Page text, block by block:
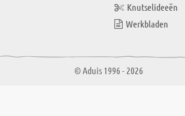
Knutselideeën
Werkbladen
© Aduis 1996 - 2026